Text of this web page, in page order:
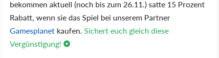
bekommen aktuell (noch bis zum 26.11.) satte 15 Prozent
Rabatt, wenn sie das Spiel bei unserem Partner
Gamesplanet kaufen. Sichert euch gleich diese
Vergünstigung!